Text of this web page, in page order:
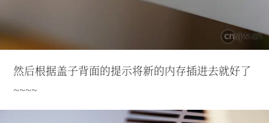
然后根据盖子背面的提示将新的内存插进去就好了
~~~~